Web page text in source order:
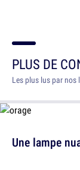
PLUS DE
Les plus lus par nos
Une lampe